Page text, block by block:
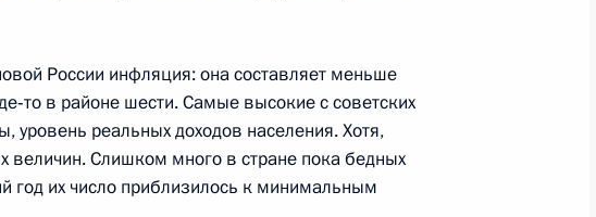
и активом партии
России инфляция: она составляет меньше
в районе шести. Самые высокие с советских
реальных доходов населения. Хотя,
величин. Слишком много в стране пока бедных
год их число приблизилось к минимальным